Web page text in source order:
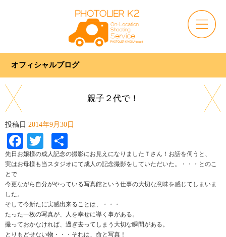
オフィシャルブログ
親子２代で！
投稿日 2014年9月30日
Facebook
Twitter
有
先日お嬢様の成人記念の撮影にお見えになりましたＴさん！お話を伺うと、
実はお母様も当スタジオにて成人の記念撮影をしていただいた。・・・とのこ
とで
今更ながら自分がやっている写真館という仕事の大切な意味を感じてしまいま
した。
そして今新たに実感出来ることは、・・・
たった一枚の写真が、人を幸せに導く事がある。
撮っておかなければ、過ぎ去ってしまう大切な瞬間がある。
とりもどせない物・・・それは、命と写真！